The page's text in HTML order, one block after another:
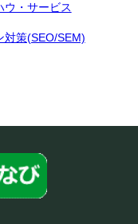
ウ・サービス
対策(SEO/SEM)